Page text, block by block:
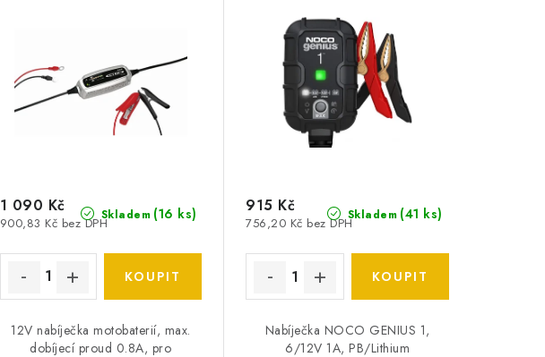
Skladem (16 ks)
900,83 Kč bez DPH
1 090 Kč
12V nabíječka motobaterií, max.
dobíjecí proud 0.8A, pro
Skladem (41 ks)
756,20 Kč bez DPH
915 Kč
Nabíječka NOCO GENIUS 1,
6/12V 1A, PB/Lithium